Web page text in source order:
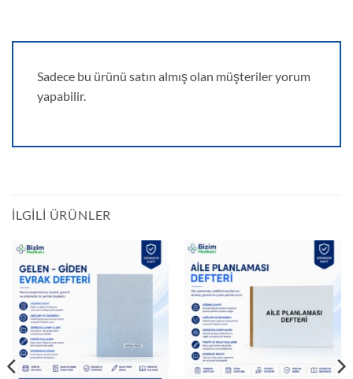
Sadece bu ürünü satın almış olan müşteriler yorum
yapabilir.
İLGILI ÜRÜNLER